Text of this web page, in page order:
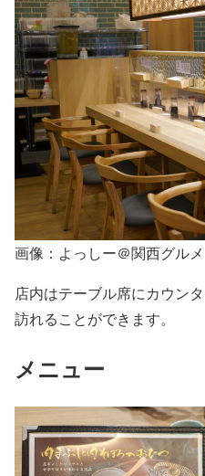
画像：よっしー＠関西グルメ
店内はテーブル席にカウン
訪れることができます。
メニュー